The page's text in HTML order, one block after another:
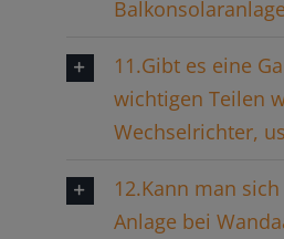
11.Gibt es eine
wichtigen Teilen
Wechselrichter,
12.Kann man
Anlage bei